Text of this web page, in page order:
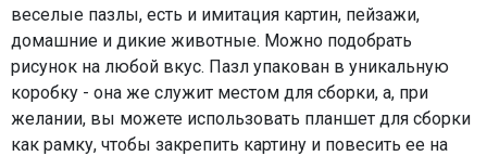
веселые пазлы, есть и имитация картин, пейзажи,
домашние и дикие животные. Можно подобрать
рисунок на любой вкус. Пазл упакован в уникальную
коробку - она же служит местом для сборки, а, при
желании, вы можете использовать планшет для сборки
как рамку, чтобы закрепить картину и повесить ее на